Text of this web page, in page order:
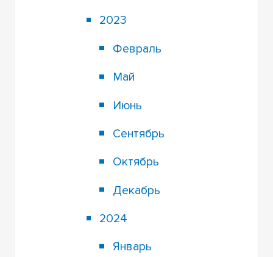
2023
Февраль
Май
Июнь
Сентябрь
Октябрь
Декабрь
2024
Январь